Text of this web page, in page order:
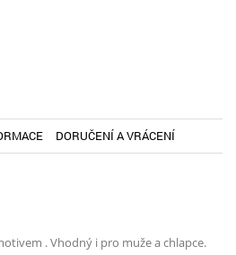
DORUČENÍ A VRÁCENÍ
. Vhodný i pro muže a chlapce.